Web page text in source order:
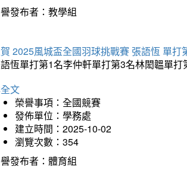
發布者：教學組
2025風城盃全國羽球挑戰賽 張語恆 單
恆單打第1名李仲軒單打第3名林閎韞單
文
榮譽事項：全國競賽
發佈單位：學務處
建立時間：2025-10-02
瀏覽次數：354
發布者：體育組